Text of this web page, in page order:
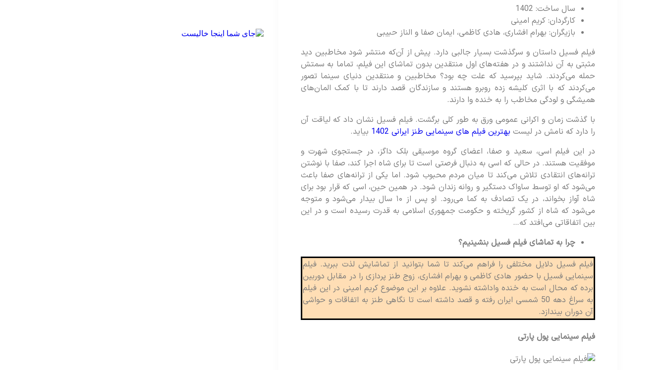
سال ساخت: 1402
کارگردان: کریم امینی
بازیگران: بهرام افشاری، هادی کاظمی، ایمان صفا و الناز حبیبی
فیلم فسیل داستان و سرگذشت بسیار جالبی دارد. پیش از آن‌که منتشر شود مخاطبین دید
مثبتی به آن نداشتند و در هفته‌های اول منتقدین بدون تماشای این فیلم، تماما به سمتش
حمله می‌کردند. شاید بپرسید که علت چه بود؟ مخاطبین و منتقدین دنیای سینما تصور
می‌کردند که با اثری کلیشه زده روبرو هستند و سازندگان قصد دارند تا با کمک المان‌های
همیشگی و لودگی مخاطب را به خنده وا دارند.
با گذشت زمان و اکرانی عمومی ورق به طور کلی برگشت. فیلم فسیل نشان داد که لیاقت آن
را دارد که نامش در لیست بهترین فیلم های سینمایی طنز ایرانی 1402
بیاید.
در این فیلم اسی، سعید و صفا، اعضای گروه موسیقی بلک داگز، در جستجوی شهرت و
موفقیت هستند. در حالی که اسی به دنبال فرصتی است تا برای شاه اجرا کند، صفا با نوشتن
ترانه‌های انتقادی تلاش می‌کند تا میان مردم محبوب شود. اما یکی از ترانه‌های صفا باعث
می‌شود که او توسط ساواک دستگیر و روانه زندان شود. در همین حین، اسی که قرار بود برای
شاه آواز بخواند، در یک تصادف به کما می‌رود. او پس از ۱۰ سال بیدار می‌شود و متوجه
می‌شود که شاه از کشور گریخته و حکومت جمهوری اسلامی به قدرت رسیده است و در این
بین اتفاقاتی می‌افتد که…
چرا به تماشای فیلم فسیل بنشینیم؟
فیلم فسیل دلایل مختلفی را فراهم می‌کند تا شما بتوانید از تماشایش لذت ببرید. فیلم
سینمایی فسیل با حضور هادی کاظمی و بهرام افشاری، زوج طنز پردازی را در مقابل دوربین
برده که محال است به خنده واداشته نشوید. علاوه بر این موضوع کریم امینی در این فیلم
به سراغ دهه 50 شمسی ایران رفته و قصد داشته است تا نگاهی طنز به اتفاقات و حواشی
آن دوران بیندازد.
فیلم سینمایی پول پارتی